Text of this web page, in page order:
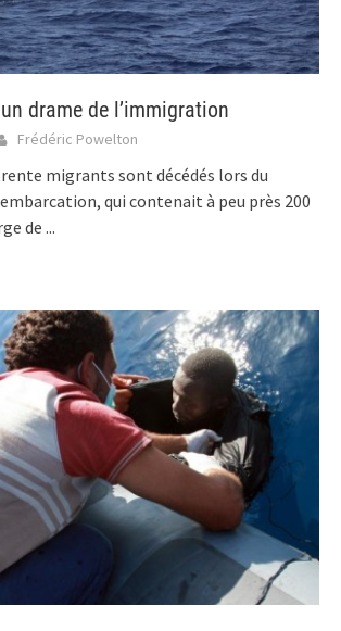
drame de l’immigration
Frédéric Powelton
migrants sont décédés lors du
qui contenait à peu près 200
de ...